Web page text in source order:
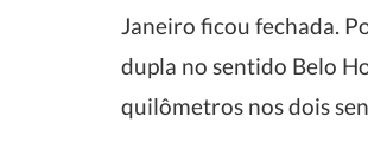
Janeiro ficou fechada.
dupla no sentido Belo
quilômetros nos dois